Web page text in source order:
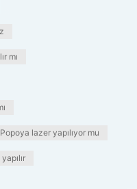
mı
Popoya lazer yapılıyor mu